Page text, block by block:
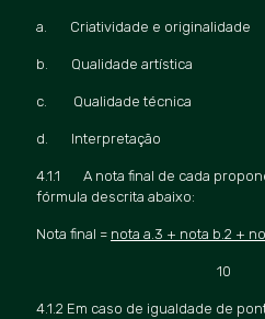
a. Criatividade e
b. Qualidade artística
c. Qualidade técnica
d. Interpretação
4.1.1 A nota final de cada
fórmula descrita abaixo:
Nota final = nota a.3 + nota b.2 +
10
4.1.2 Em caso de igualdade de